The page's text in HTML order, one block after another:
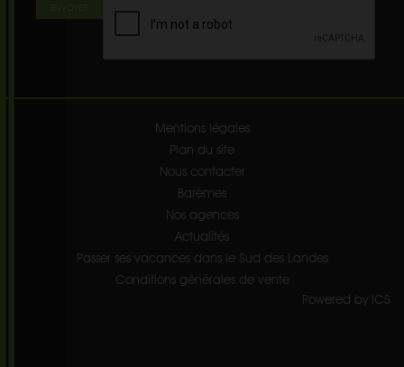
ENVOYER
Mentions légales
Plan du site
Nous contacter
Barèmes
Nos agences
Actualités
Passer ses vacances dans le Sud des Landes
Conditions générales de vente
Powered by ICS